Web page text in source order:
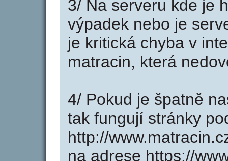
3/ Na serveru kde je
výpadek nebo je
je kritická chyba v
matracin, která
4/ Pokud je špatně
tak fungují stránky
http://
na adrese https://